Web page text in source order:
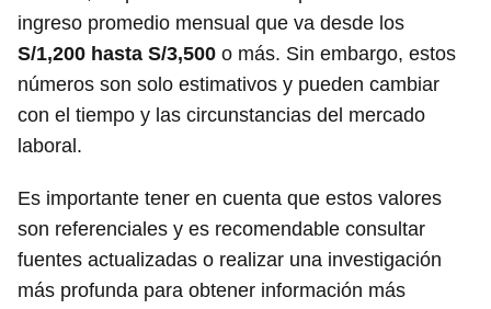
ingreso promedio mensual que va desde los
S/1,200 hasta S/3,500 o más. Sin embargo, estos
números son solo estimativos y pueden cambiar
con el tiempo y las circunstancias del mercado
laboral.
Es importante tener en cuenta que estos valores
son referenciales y es recomendable consultar
fuentes actualizadas o realizar una investigación
más profunda para obtener información más